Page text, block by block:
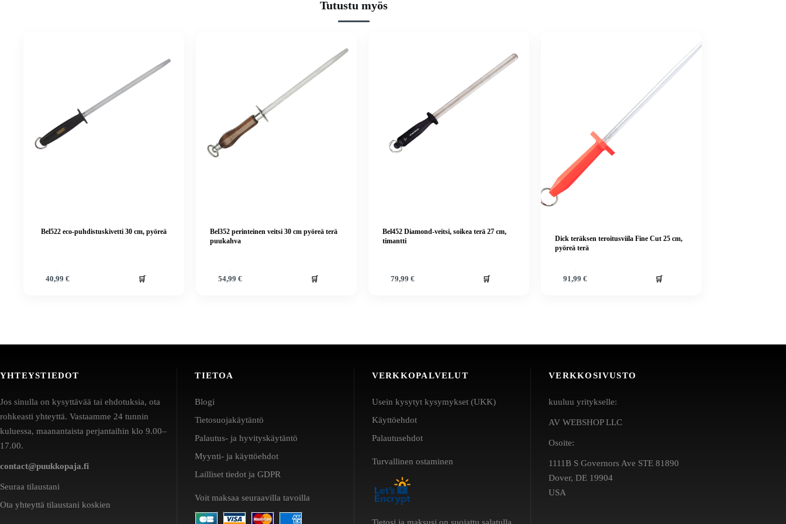
Tutustu myös
Bel522 eco-puhdistuskivetti 30 cm, pyöreä
40,99€ 🛒
Bel352 perinteinen veitsi 30 cm pyöreä terä
puukahva
54,99€ 🛒
Bel452 Diamond-veitsi, soikea terä 27 cm,
timantti
79,99 € 🛒
Dick teräksen teroitusviila Fine Cut 25 cm,
pyöreä terä
91,99 € 🛒
YHTEYSTIEDOT
Jos sinulla on kysyttävää tai ehdotuksia, ota
rohkeasti yhteyttä. Vastaamme 24 tunnin
kuluessa, maanantaista perjantaihin klo 9.00–
17.00.
contact@puukkopaja.fi
Seuraa tilaustani
Ota yhteyttä tilaustani koskien
TIETOA
Blogi
Tietosuojakäytäntö
Palautus- ja hyvityskäytäntö
Myynti- ja käyttöehdot
Lailliset tiedot ja GDPR
Voit maksaa seuraavilla tavoilla
VERKKOPALVELUT
Usein kysytyt kysymykset (UKK)
Käyttöehdot
Palautusehdot
Turvallinen ostaminen
Tietosi ja maksusi on suojattu salatulla
VERKKOSIVUSTO
kuuluu yritykselle:
AV WEBSHOP LLC
Osoite:
1111B S Governors Ave STE 81890
Dover, DE 19904
USA